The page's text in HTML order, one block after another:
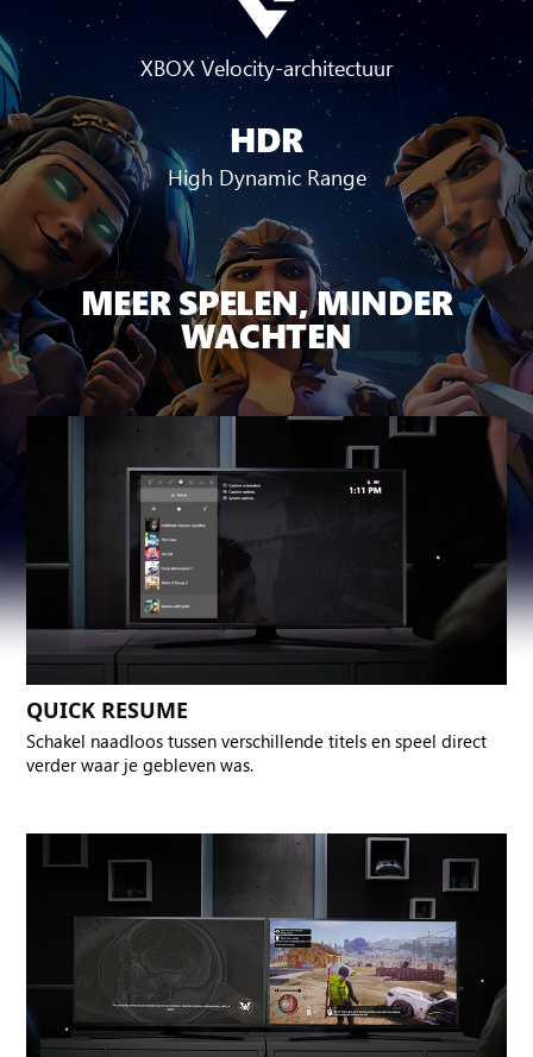
XBOX Velocity-architectuur
HDR
High Dynamic Range
MEER SPELEN, MINDER
WACHTEN
QUICK RESUME
Schakel naadloos tussen verschillende titels en speel direct
verder waar je gebleven was.